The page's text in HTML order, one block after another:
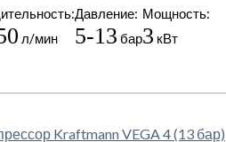
л/мин
Давление:
5-13 бар
Мощность:
3 кВт
Kraftmann VEGA 4 (13 бар)